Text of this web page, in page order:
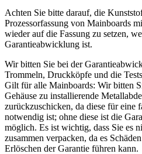
Achten Sie bitte darauf, die
Prozessorfassung von Mainboards
wieder auf die Fassung zu setzen,
Garantieabwicklung ist.
Wir bitten Sie bei der
Trommeln, Druckköpfe und die
Gilt für alle Mainboards: Wir bitten
Gehäuse zu installierende
zurückzuschicken, da diese für eine
notwendig ist; ohne diese ist die
möglich. Es ist wichtig, dass Sie es
zusammen verpacken, da es
Erlöschen der Garantie führen kann.